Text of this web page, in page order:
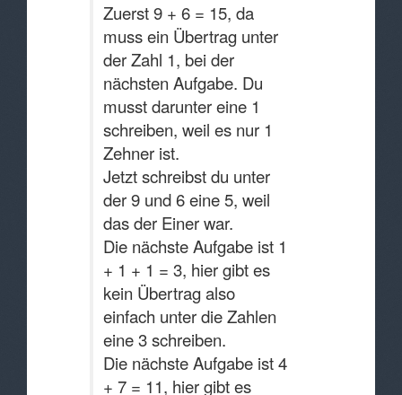
Zuerst 9 + 6 = 15, da
muss ein Übertrag unter
der Zahl 1, bei der
nächsten Aufgabe. Du
musst darunter eine 1
schreiben, weil es nur 1
Zehner ist.
Jetzt schreibst du unter
der 9 und 6 eine 5, weil
das der Einer war.
Die nächste Aufgabe ist 1
+ 1 + 1 = 3, hier gibt es
kein Übertrag also
einfach unter die Zahlen
eine 3 schreiben.
Die nächste Aufgabe ist 4
+ 7 = 11, hier gibt es